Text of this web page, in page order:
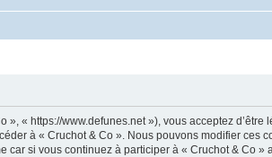
« https://www.defunes.net »), vous acceptez
à « Cruchot & Co ». Nous pouvons modifier ces
si vous continuez à participer à « Cruchot & Co